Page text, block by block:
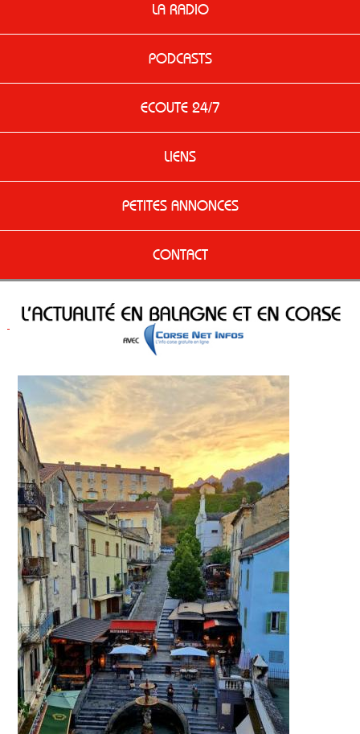
LA RADIO
PODCASTS
ECOUTE 24/7
LIENS
PETITES ANNONCES
CONTACT